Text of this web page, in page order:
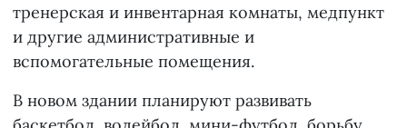
тренерская и инвентарная комнаты, медпункт
и другие административные и
вспомогательные помещения.
В новом здании планируют развивать